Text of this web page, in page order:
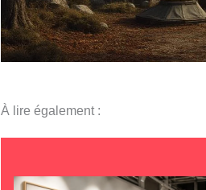
À lire également :